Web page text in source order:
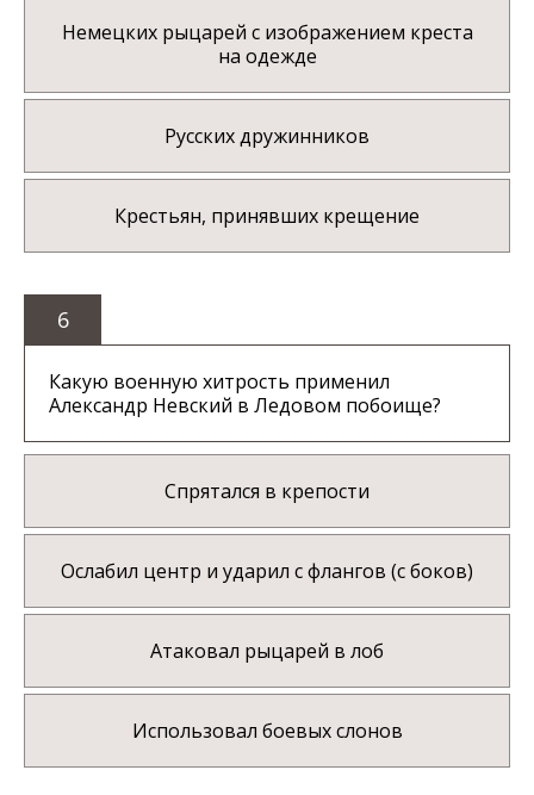
Немецких рыцарей с изображением креста
на одежде
Русских дружинников
Крестьян, принявших крещение
6
Какую военную хитрость применил
Александр Невский в Ледовом побоище?
Спрятался в крепости
Ослабил центр и ударил с флангов (с боков)
Атаковал рыцарей в лоб
Использовал боевых слонов